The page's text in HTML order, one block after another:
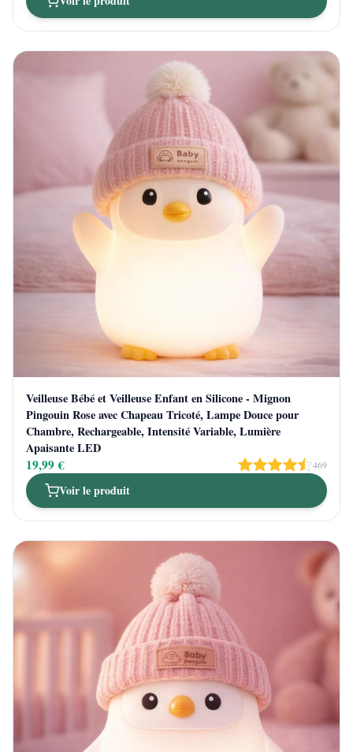
Veilleuse Bébé et Veilleuse Enfant en Silicone - Mignon
Pingouin Rose avec Chapeau Tricoté, Lampe Douce pour
Chambre, Rechargeable, Intensité Variable, Lumière
Apaisante LED
19,99 € 469
Voir le produit